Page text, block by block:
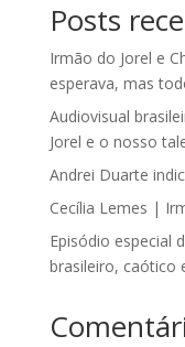
Posts
Irmão do Jorel e
esperava, mas
Audiovisual
Jorel e o nosso
Andrei Duarte
Cecília Lemes |
Episódio especial
brasileiro, caótico